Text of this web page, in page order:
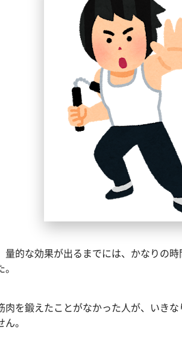
量的な効果が出るまでには、かなりの
肉を鍛えたことがなかった人が、いき
。